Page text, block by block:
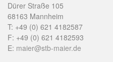
Dürer Straße 105
68163 Mannheim
T: +49 (0) 621 4182587
F: +49 (0) 621 4182593
E: maier@stb-maier.de